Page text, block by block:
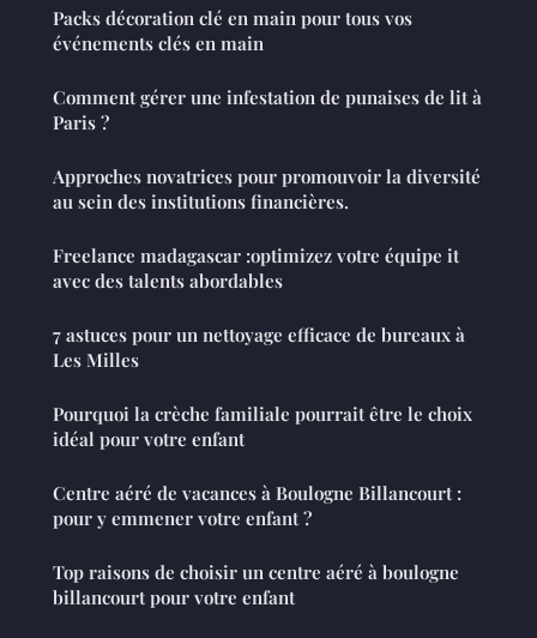
Packs décoration clé en main pour tous vos
événements clés en main
Comment gérer une infestation de punaises de lit à
Paris ?
Approches novatrices pour promouvoir la diversité
au sein des institutions financières.
Freelance madagascar :optimizez votre équipe it
avec des talents abordables
7 astuces pour un nettoyage efficace de bureaux à
Les Milles
Pourquoi la crèche familiale pourrait être le choix
idéal pour votre enfant
Centre aéré de vacances à Boulogne Billancourt :
pour y emmener votre enfant ?
Top raisons de choisir un centre aéré à boulogne
billancourt pour votre enfant